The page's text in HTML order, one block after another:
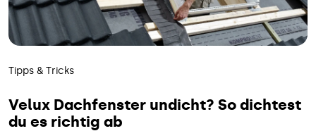
Tipps & Tricks
Velux Dachfenster undicht? So dichtest
du es richtig ab